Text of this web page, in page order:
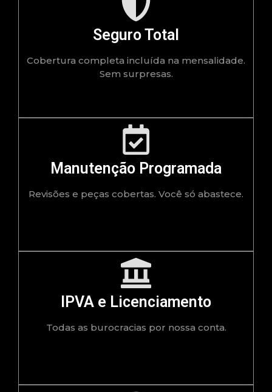
Seguro Total
Cobertura completa incluída na mensalidade.
Sem surpresas.
Manutenção Programada
Revisões e peças cobertas. Você só abastece.
IPVA e Licenciamento
Todas as burocracias por nossa conta.